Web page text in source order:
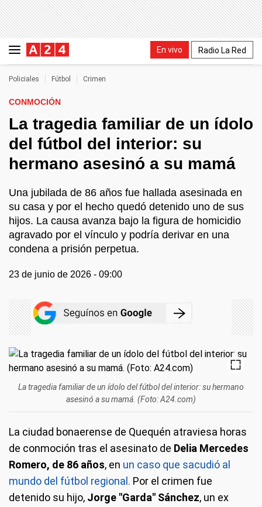
En vivo Radio La Red
Policiales Fútbol Crimen
CONMOCIÓN
La tragedia familiar de un ídolo
del fútbol del interior: su
hermano asesinó a su mamá
Una jubilada de 86 años fue hallada asesinada en
su casa y por el hecho quedó detenido uno de sus
hijos. La causa avanza bajo la figura de homicidio
agravado por el vínculo y podría derivar en una
condena a prisión perpetua.
23 de junio de 2026 - 09:00
La tragedia familiar de un ídolo del fútbol del interior: su hermano
asesinó a su mamá. (Foto: A24.com)
La ciudad bonaerense de Quequén atraviesa horas
de conmoción tras el asesinato de Delia Mercedes
Romero, de 86 años, en un caso que sacudió al
mundo del fútbol regional. Por el crimen fue
detenido su hijo, Jorge "Garda" Sánchez, un ex